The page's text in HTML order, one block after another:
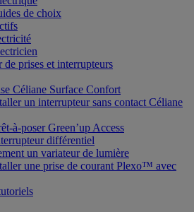
de choix
prises et interrupteurs
Céliane Surface Confort
un interrupteur sans contact Céliane
à-poser Green’up Access
différentiel
un variateur de lumière
une prise de courant Plexo™ avec